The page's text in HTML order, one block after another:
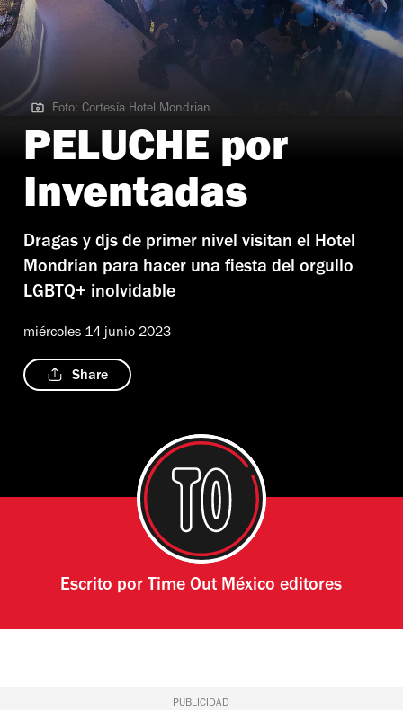
Foto: Cortesía Hotel Mondrian
Foto: Cortesía Hotel Mondrian
PELUCHE por
Inventadas
Dragas y djs de primer nivel visitan el Hotel
Mondrian para hacer una fiesta del orgullo
LGBTQ+ inolvidable
miércoles 14 junio 2023
Share
Escrito por Time Out México editores
PUBLICIDAD